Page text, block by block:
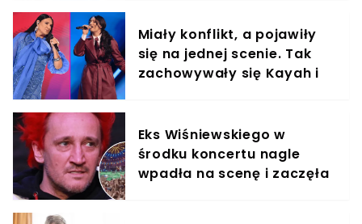
Miały konflikt, a pojawiły
się na jednej scenie. Tak
zachowywały się Kayah i
Eks Wiśniewskiego w
środku koncertu nagle
wpadła na scenę i zaczęła